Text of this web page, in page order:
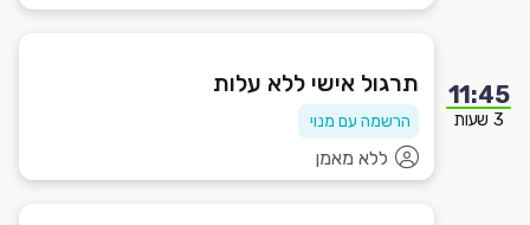
11:45
3 שעות
תרגול אישי ללא עלות
הרשמה עם מנוי
ללא מאמן